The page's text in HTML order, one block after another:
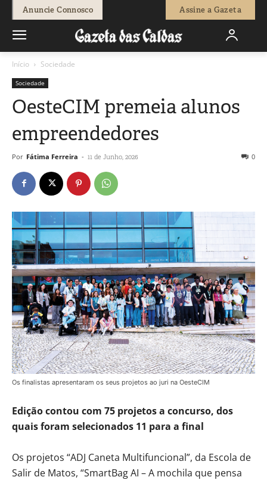
Anuncie Connosco Assine a Gazeta
Início Sociedade
Sociedade
OesteCIM premeia alunos
empreendedores
Por Fátima Ferreira - 11 de Junho, 2026 0
Os finalistas apresentaram os seus projetos ao juri na OesteCIM
Edição contou com 75 projetos a concurso, dos
quais foram selecionados 11 para a final
Os projetos “ADJ Caneta Multifuncional”, da Escola de
Salir de Matos, “SmartBag AI – A mochila que pensa